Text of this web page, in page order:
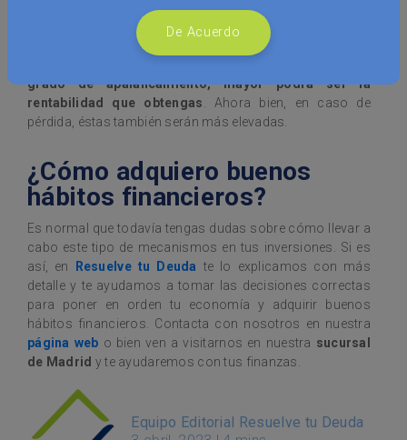
3.000
grado de apalancamiento, mayor podrá ser la
rentabilidad que obtengas . Ahora bien, en caso de
pérdida, éstas también serán más elevadas.
¿Cómo adquiero buenos
hábitos financieros?
Es normal que todavía tengas dudas sobre cómo llevar a
cabo este tipo de mecanismos en tus inversiones. Si es
así, en
Resuelve tu Deuda te lo explicamos con más
detalle y te ayudamos a tomar las decisiones correctas
para poner en orden tu economía y adquirir buenos
hábitos financieros. Contacta con nosotros en nuestra
página web o bien ven a visitarnos en nuestra sucursal
de Madrid y te ayudaremos con tus finanzas.
Equipo Editorial Resuelve tu Deuda
De Acuerdo